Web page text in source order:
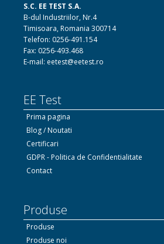
S.C. EE TEST S.A.
B-dul Industriilor, Nr.4
Timisoara, Romania 300714
Telefon: 0256-491.154
Fax: 0256-493.468
E-mail: eetest@eetest.ro
EE Test
Prima pagina
Blog / Noutati
Certificari
GDPR - Politica de Confidentialitate
Contact
Produse
Produse
Produse noi